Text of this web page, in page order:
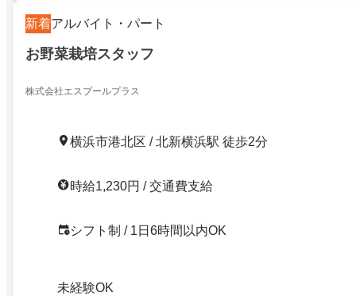
新着アルバイト・パート
お野菜栽培スタッフ
株式会社エスプールプラス
横浜市港北区 / 北新横浜駅 徒歩2分
時給1,230円 / 交通費支給
シフト制 / 1日6時間以内OK
未経験OK